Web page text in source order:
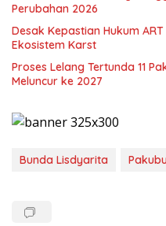
Perubahan 2026
Desak Kepastian Hukum
Ekosistem Karst
Proses Lelang Tertunda 11
Meluncur ke 2027
Bunda Lisdyarita